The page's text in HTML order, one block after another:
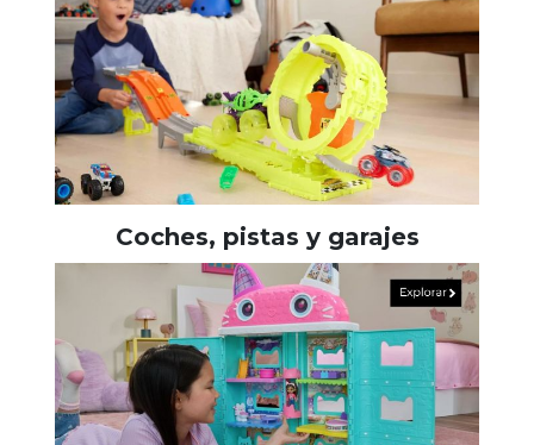
Coches, pistas y garajes